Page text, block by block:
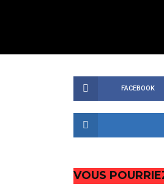
FACEBOOK
VOUS